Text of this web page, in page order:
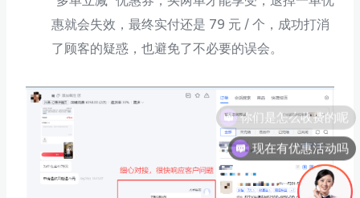
惠就会失效，最终实付还是 79 元 / 个，成功打消
了顾客的疑惑，也避免了不必要的误会。
现在有优惠活动吗